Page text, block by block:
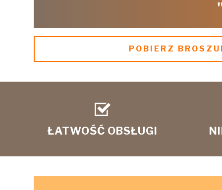
POBIERZ
ŁATWOŚĆ OBSŁUGI